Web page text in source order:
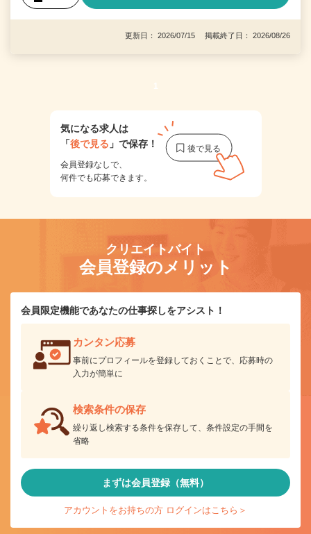
更新日： 2026/07/15 掲載終了日： 2026/08/26
1
気になる求人は
「後で見る 」で保存！
会員登録なしで、
何件でも応募できます。
クリエイトバイト
会員登録のメリット
会員限定機能であなたの仕事探しをアシスト！
カンタン応募
事前にプロフィールを登録しておくことで、応募時の
入力が簡単に
検索条件の保存
繰り返し検索する条件を保存して、条件設定の手間を
省略
まずは会員登録（無料）
アカウントをお持ちの方 ログインはこちら＞